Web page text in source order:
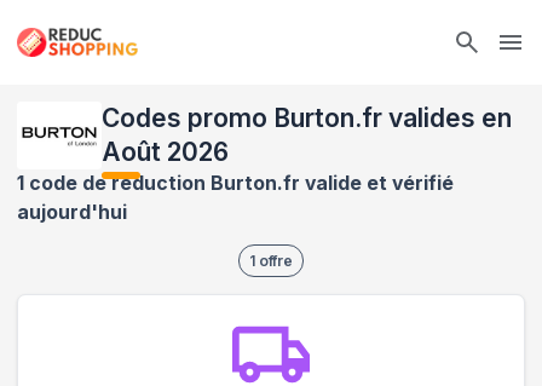
Codes promo Burton.fr valides en
Août 2026
1 code de réduction Burton.fr valide et vérifié
aujourd'hui
1 offre